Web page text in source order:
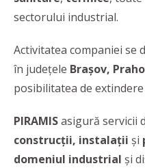
sectorului industrial.
Activitatea companiei se
în județele Brașov,
posibilitatea de
PIRAMISasigură servicii
construcții, instalații și
domeniul industrial și